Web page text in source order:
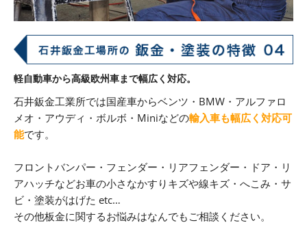
軽自動車から高級欧州車まで幅広く対応。
石井鈑金工業所では国産車からベンツ・BMW・アルファロ
メオ・アウディ・ボルボ・Miniなどの輸入車も幅広く対応可
能です。
フロントバンパー・フェンダー・リアフェンダー・ドア・リ
アハッチなどお車の小さなかすりキズや線キズ・へこみ・サ
ビ・塗装がはげた etc…
その他板金に関するお悩みはなんでもご相談ください。